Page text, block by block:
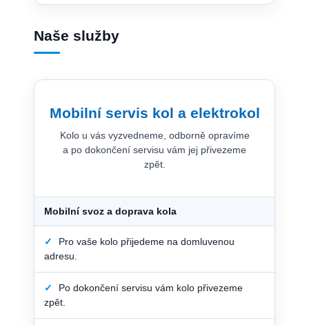
Naše služby
Mobilní servis kol a elektrokol
Kolo u vás vyzvedneme, odborně opravíme
a po dokončení servisu vám jej přivezeme
zpět.
Mobilní svoz a doprava kola
✓
Pro vaše kolo přijedeme na domluvenou
adresu.
✓
Po dokončení servisu vám kolo přivezeme
zpět.